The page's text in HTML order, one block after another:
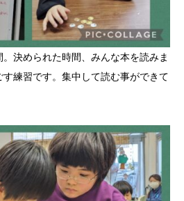
決められた時間、みんな本を読みま
練習です。集中して読む事ができて